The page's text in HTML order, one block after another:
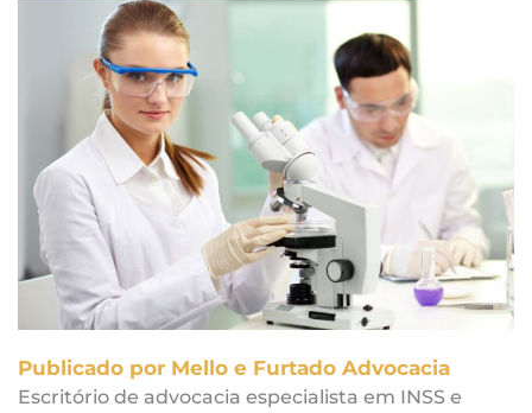
Publicado por Mello e Furtado Advocacia
Escritório de advocacia especialista em INSS e